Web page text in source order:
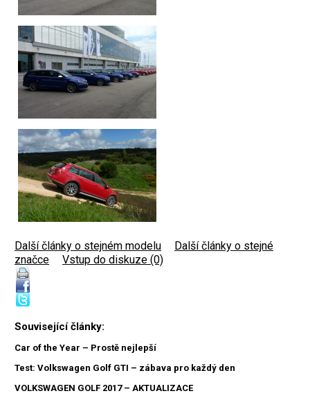
Další články o stejném modelu
Další články o stejné
značce
Vstup do diskuze (0)
Související články:
Car of the Year – Prostě nejlepší
Test: Volkswagen Golf GTI – zábava pro každý den
VOLKSWAGEN GOLF 2017 – AKTUALIZACE